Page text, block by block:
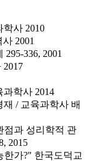
사 2010
2001
336, 2001
2017
학사 2014
/ 교육과학사 배
점과 성리학적 관
2015
한가?" 한국도덕교